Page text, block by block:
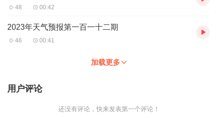
48 00:42
2023年天气预报第一百一十二期
46 00:41
加载更多
用户评论
还没有评论，快来发表第一个评论！